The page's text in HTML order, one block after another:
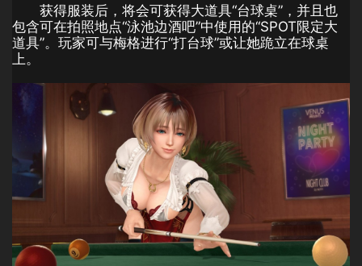
获得服装后，将会可获得大道具“台球桌”，并且也
包含可在拍照地点“泳池边酒吧”中使用的“SPOT限定大
道具”。玩家可与梅格进行“打台球”或让她跪立在球桌
上。